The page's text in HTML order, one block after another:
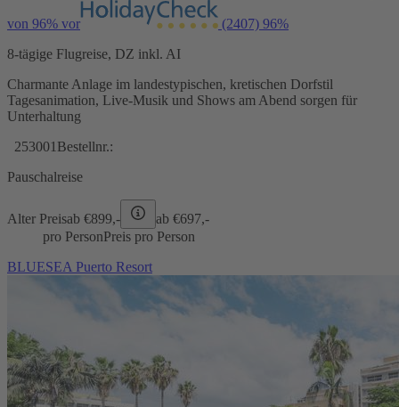
von 96% vor (2407) 96%
8-tägige Flugreise, DZ inkl. AI
Charmante Anlage im landestypischen, kretischen Dorfstil
Tagesanimation, Live-Musik und Shows am Abend sorgen für
Unterhaltung
253001 Bestellnr.:
Pauschalreise
Alter Preisab €899,- ab €697,-
pro PersonPreis pro Person
BLUESEA Puerto Resort